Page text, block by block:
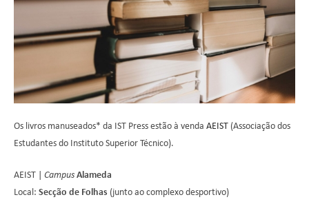
Os livros manuseados* da IST Press estão à venda AEIST (Associação dos
Estudantes do Instituto Superior Técnico).
AEIST | Campus Alameda
Local: Secção de Folhas (junto ao complexo desportivo)